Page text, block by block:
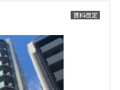
賃料改定